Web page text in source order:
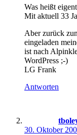
Was heißt
Mit aktuell 33
Aber zurück
eingeladen
ist nach
WordPress ;-)
LG Frank
Antworten
30. Oktober